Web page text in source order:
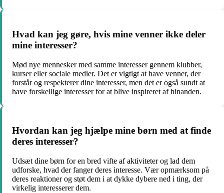
Hvad kan jeg gøre, hvis mine venner ikke deler
mine interesser?
Mød nye mennesker med samme interesser gennem klubber,
kurser eller sociale medier. Det er vigtigt at have venner, der
forstår og respekterer dine interesser, men det er også sundt at
have forskellige interesser for at blive inspireret af hinanden.
Hvordan kan jeg hjælpe mine børn med at finde
deres interesser?
Udsæt dine børn for en bred vifte af aktiviteter og lad dem
udforske, hvad der fanger deres interesse. Vær opmærksom på
deres reaktioner og støt dem i at dykke dybere ned i ting, der
virkelig interesserer dem.